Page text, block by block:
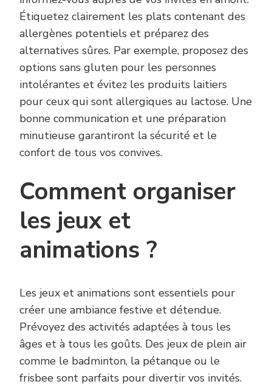
Étiquetez clairement les plats contenant des
allergènes potentiels et préparez des
alternatives sûres. Par exemple, proposez des
options sans gluten pour les personnes
intolérantes et évitez les produits laitiers
pour ceux qui sont allergiques au lactose. Une
bonne communication et une préparation
minutieuse garantiront la sécurité et le
confort de tous vos convives.
Comment organiser
les jeux et
animations ?
Les jeux et animations sont essentiels pour
créer une ambiance festive et détendue.
Prévoyez des activités adaptées à tous les
âges et à tous les goûts. Des jeux de plein air
comme le badminton, la pétanque ou le
frisbee sont parfaits pour divertir vos invités.